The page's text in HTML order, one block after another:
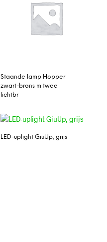
Staande lamp Hopper
zwart-brons m twee
lichtbr
LED-uplight GiuUp, grijs